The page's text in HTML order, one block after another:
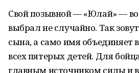
Свой позывной — «Юлай» —
выбрал не случайно. Так
сына, а само имя объединяет
всех пятерых детей. Для
главным источником силы и